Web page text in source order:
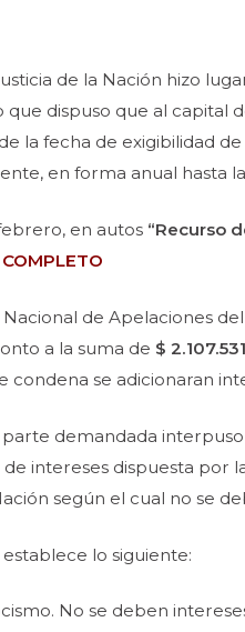
de la Nación hizo
que dispuso que al capital
la fecha de exigibilidad
en forma anual hasta
en autos “Recurso
Nacional de Apelaciones
a la suma de $
condena se adicionaran
parte demandada
intereses dispuesta
según el cual no se
lo siguiente:
No se deben